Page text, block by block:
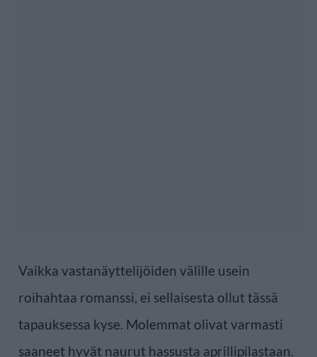
Vaikka vastanäyttelijöiden välille usein
roihahtaa romanssi, ei sellaisesta ollut tässä
tapauksessa kyse. Molemmat olivat varmasti
saaneet hyvät naurut hassusta aprillipilastaan.